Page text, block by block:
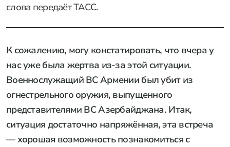
слова передаёт ТАСС.
К сожалению, могу констатировать, что вчера у
нас уже была жертва из-за этой ситуации.
Военнослужащий ВС Армении был убит из
огнестрельного оружия, выпущенного
представителями ВС Азербайджана. Итак,
ситуация достаточно напряжённая, эта встреча
— хорошая возможность познакомиться с